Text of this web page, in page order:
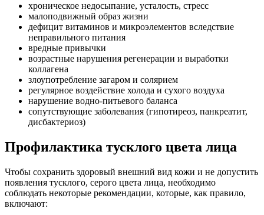
хроническое недосыпание, усталость, стресс
малоподвижный образ жизни
дефицит витаминов и микроэлементов вследствие
неправильного питания
вредные привычки
возрастные нарушения регенерации и выработки
коллагена
злоупотребление загаром и солярием
регулярное воздействие холода и сухого воздуха
нарушение водно-питьевого баланса
сопутствующие заболевания (гипотиреоз, панкреатит,
дисбактериоз)
Профилактика тусклого цвета лица
Чтобы сохранить здоровый внешний вид кожи и не допустить
появления тусклого, серого цвета лица, необходимо
соблюдать некоторые рекомендации, которые, как правило,
включают: